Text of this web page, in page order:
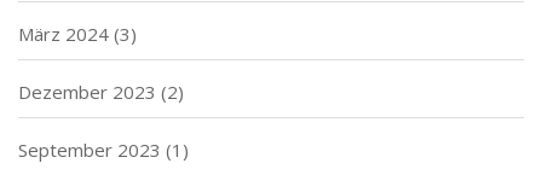
März 2024 (3)
Dezember 2023 (2)
September 2023 (1)